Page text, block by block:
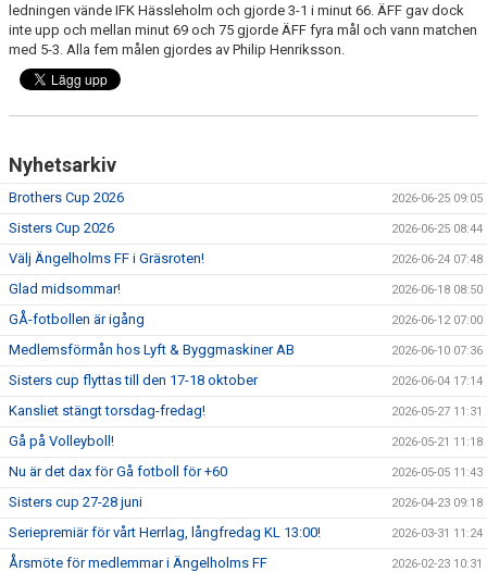
ledningen vände IFK Hässleholm och gjorde 3-1 i minut 66. ÄFF gav dock
inte upp och mellan minut 69 och 75 gjorde ÄFF fyra mål och vann matchen
med 5-3. Alla fem målen gjordes av Philip Henriksson.
Nyhetsarkiv
Brothers Cup 2026 2026-06-25 09:05
Sisters Cup 2026 2026-06-25 08:44
Välj Ängelholms FF i Gräsroten! 2026-06-24 07:48
Glad midsommar! 2026-06-18 08:50
GÅ-fotbollen är igång 2026-06-12 07:00
Medlemsförmån hos Lyft & Byggmaskiner AB 2026-06-10 07:36
Sisters cup flyttas till den 17-18 oktober 2026-06-04 17:14
Kansliet stängt torsdag-fredag! 2026-05-27 11:31
Gå på Volleyboll! 2026-05-21 11:18
Nu är det dax för Gå fotboll för +60 2026-05-05 11:43
Sisters cup 27-28 juni 2026-04-23 09:18
Seriepremiär för vårt Herrlag, långfredag KL 13:00! 2026-03-31 11:24
Årsmöte för medlemmar i Ängelholms FF 2026-02-23 10:31